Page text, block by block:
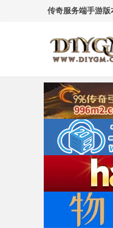
传奇服务端手游版